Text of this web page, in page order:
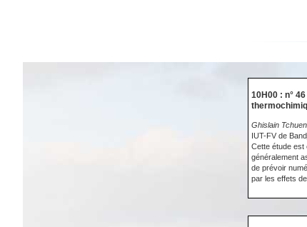
10H00 : n°
Ghislain
IUT-FV de
Cette étude est
généralement
de prévoir
par les effets